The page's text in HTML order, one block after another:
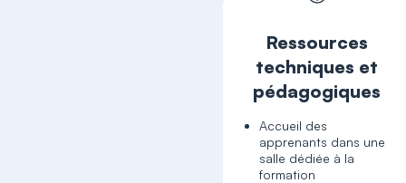
Ressources
techniques et
pédagogiques
Accueil des
apprenants dans une
salle dédiée à la
formation